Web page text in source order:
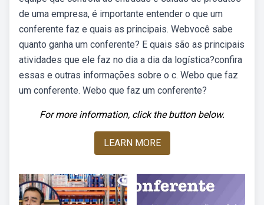
de uma empresa, é importante entender o que um
conferente faz e quais as principais. Webvocê sabe
quanto ganha um conferente? E quais são as principais
atividades que ele faz no dia a dia da logística?confira
essas e outras informações sobre o c. Webo que faz
um conferente. Webo que faz um conferente?
For more information, click the button below.
LEARN MORE